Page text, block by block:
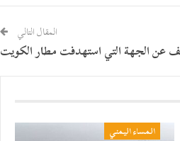
المقال التالي
عن الجهة التي استهدفت مطار الكويت
المساء اليمني